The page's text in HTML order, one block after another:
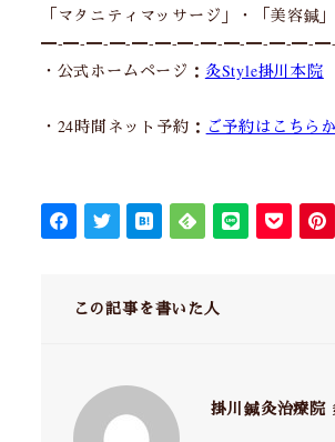
「マタニティマッサージ」・「美容鍼
━-━-━-━-━-━-━-━-━-━-━-━-
・公式ホームページ： 灸Style掛川本院
・24時間ネット予約： ご予約はこちら
この記事を書いた人
掛川鍼灸治療院